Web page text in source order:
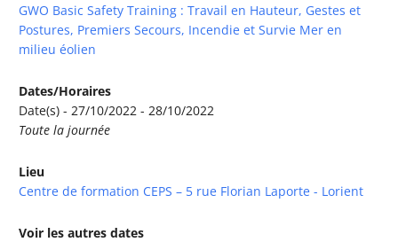
GWO Basic Safety Training : Travail en Hauteur, Gestes et
Postures, Premiers Secours, Incendie et Survie Mer en
milieu éolien
Dates/Horaires
Date(s) - 27/10/2022 - 28/10/2022
Toute la journée
Lieu
Centre de formation CEPS – 5 rue Florian Laporte - Lorient
Voir les autres dates